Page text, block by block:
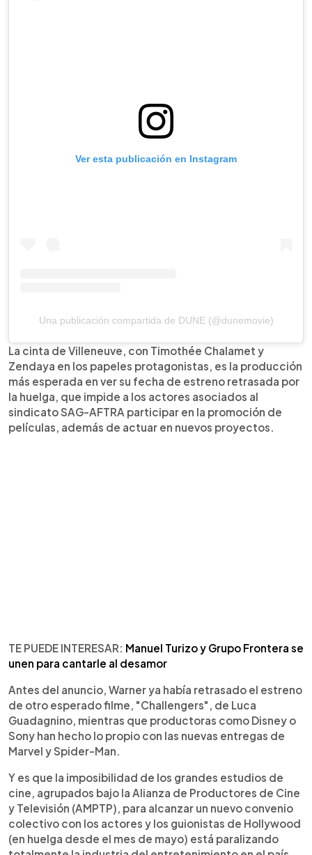
Ver esta publicación en Instagram
Una publicación compartida de DUNE (@dunemovie)
La cinta de Villeneuve, con Timothée Chalamet y
Zendaya en los papeles protagonistas, es la producción
más esperada en ver su fecha de estreno retrasada por
la huelga, que impide a los actores asociados al
sindicato SAG-AFTRA participar en la promoción de
películas, además de actuar en nuevos proyectos.
TE PUEDE INTERESAR: Manuel Turizo y Grupo Frontera se
unen para cantarle al desamor
Antes del anuncio, Warner ya había retrasado el estreno
de otro esperado filme, "Challengers", de Luca
Guadagnino, mientras que productoras como Disney o
Sony han hecho lo propio con las nuevas entregas de
Marvel y Spider-Man.
Y es que la imposibilidad de los grandes estudios de
cine, agrupados bajo la Alianza de Productores de Cine
y Televisión (AMPTP), para alcanzar un nuevo convenio
colectivo con los actores y los guionistas de Hollywood
(en huelga desde el mes de mayo) está paralizando